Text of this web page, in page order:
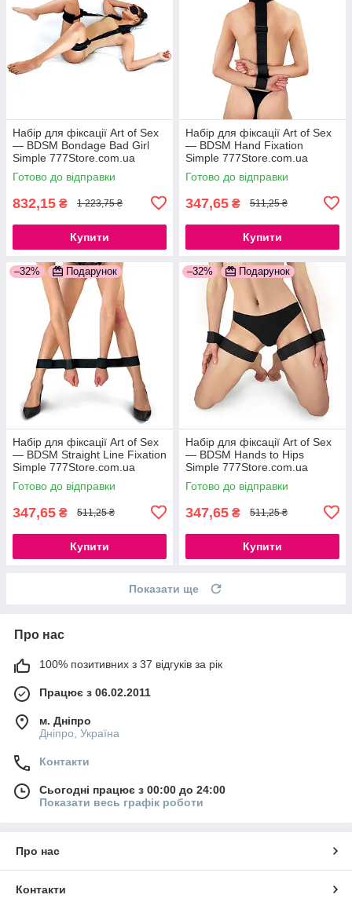
Набір для фіксації Art of Sex
— BDSM Bondage Bad Girl
Simple 777Store.com.ua
Готово до відправки
832,15 ₴ 1 223,75 ₴
Купити
Набір для фіксації Art of Sex
— BDSM Hand Fixation
Simple 777Store.com.ua
Готово до відправки
347,65 ₴ 511,25 ₴
Купити
–32% Подарунок
Набір для фіксації Art of Sex
— BDSM Straight Line Fixation
Simple 777Store.com.ua
Готово до відправки
347,65 ₴ 511,25 ₴
Купити
–32% Подарунок
Набір для фіксації Art of Sex
— BDSM Нands to Hips
Simple 777Store.com.ua
Готово до відправки
347,65 ₴ 511,25 ₴
Купити
Показати ще
Про нас
100% позитивних з 37 відгуків за рік
Працює з 06.02.2011
м. Дніпро
Дніпро, Україна
Контакти
Сьогодні працює з 00:00 до 24:00
Показати весь графік роботи
Про нас
Контакти